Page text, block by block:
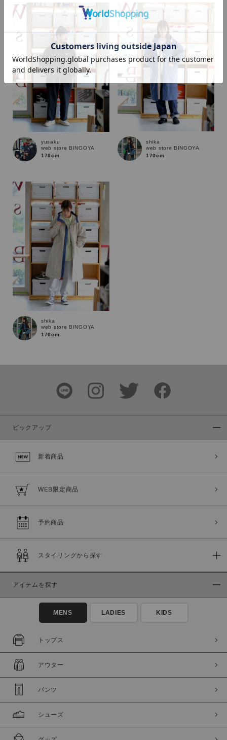
カラー
価格
商品タイプ
通常商品 予約商品
在庫
在庫あり
yusaku
web store BINGOYA
170cm
shika
web store BINGOYA
170cm
shika
web store BINGOYA
170cm
ピックアップ
新着商品
WEB限定商品
予約商品
スタイリングから探す
アイテムを探す
MENS LADIES KIDS
トップス
アウター
パンツ
シューズ